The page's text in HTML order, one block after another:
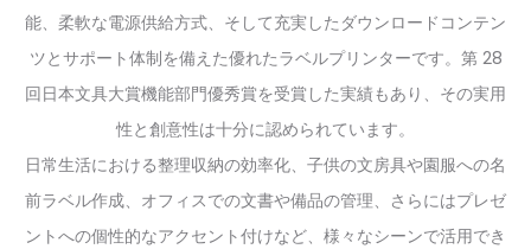
能、柔軟な電源供給方式、そして充実したダウンロードコンテン
ツとサポート体制を備えた優れたラベルプリンターです。第 28
回日本文具大賞機能部門優秀賞を受賞した実績もあり、その実用
性と創意性は十分に認められています。
日常生活における整理収納の効率化、子供の文房具や園服への名
前ラベル作成、オフィスでの文書や備品の管理、さらにはプレゼ
ントへの個性的なアクセント付けなど、様々なシーンで活用でき